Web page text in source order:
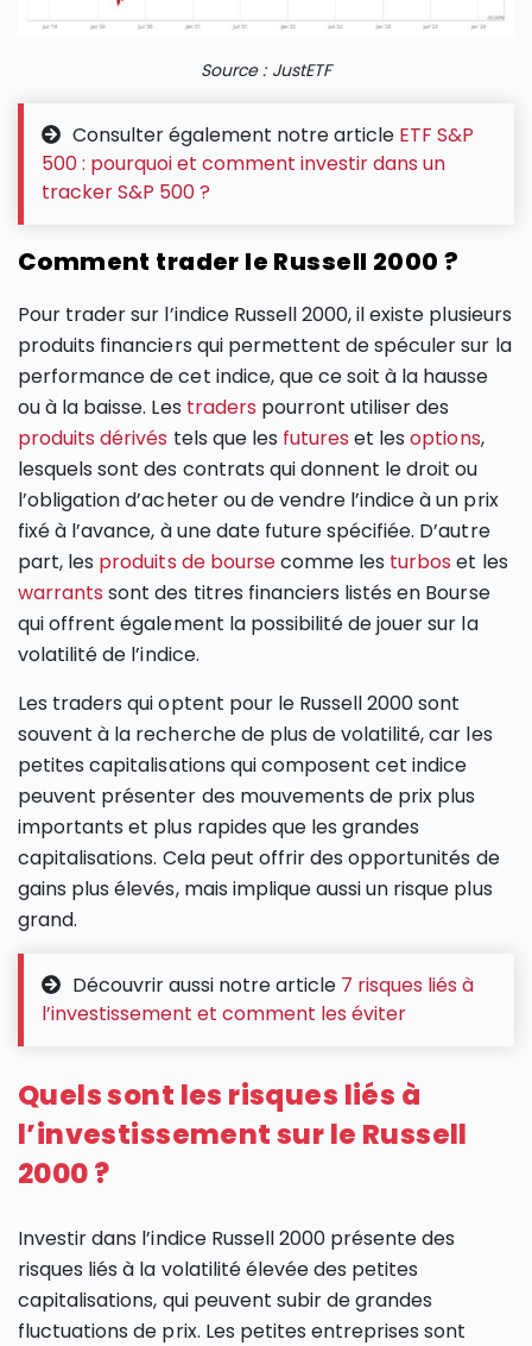
Source : JustETF
Consulter également notre article ETF S&P
500 : pourquoi et comment investir dans un
tracker S&P 500 ?
Comment trader le Russell 2000 ?
Pour trader sur l’indice Russell 2000, il existe plusieurs
produits financiers qui permettent de spéculer sur la
performance de cet indice, que ce soit à la hausse
ou à la baisse. Les traders pourront utiliser des
produits dérivés tels que les futures et lesoptions,
lesquels sont des contrats qui donnent le droit ou
l’obligation d’acheter ou de vendre l’indice à un prix
fixé à l’avance, à une date future spécifiée. D’autre
part, les produits de boursecomme les turbos et les
warrants sont des titres financiers listés en Bourse
qui offrent également la possibilité de jouer sur la
volatilité de l’indice.
Les traders qui optent pour le Russell 2000 sont
souvent à la recherche de plus de volatilité, car les
petites capitalisations qui composent cet indice
peuvent présenter des mouvements de prix plus
importants et plus rapides que les grandes
capitalisations. Cela peut offrir des opportunités de
gains plus élevés, mais implique aussi un risque plus
grand.
Découvrir aussi notre article 7 risques liés à
l’investissement et comment les éviter
Quels sont les risques liés à
l’investissement sur le Russell
2000 ?
Investir dans l’indice Russell 2000 présente des
risques liés à la volatilité élevée des petites
capitalisations, qui peuvent subir de grandes
fluctuations de prix. Les petites entreprises sont